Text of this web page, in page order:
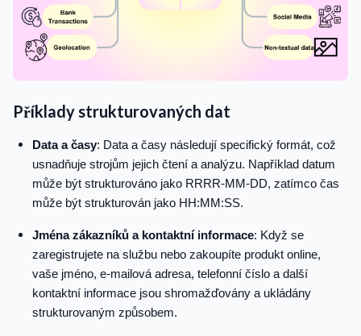
Příklady strukturovaných dat
Data a časy: Data a časy následují specifický formát, což
usnadňuje strojům jejich čtení a analýzu. Například datum
může být strukturováno jako RRRR-MM-DD, zatímco čas
může být strukturován jako HH:MM:SS.
Jména zákazníků a kontaktní informace: Když se
zaregistrujete na službu nebo zakoupíte produkt online,
vaše jméno, e-mailová adresa, telefonní číslo a další
kontaktní informace jsou shromažďovány a ukládány
strukturovaným způsobem.